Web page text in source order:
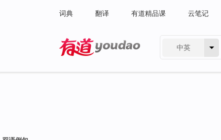
词典 翻译 有道精品课 云笔记
中英